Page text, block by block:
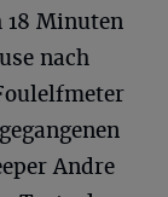
18 Minuten
nach
Andre